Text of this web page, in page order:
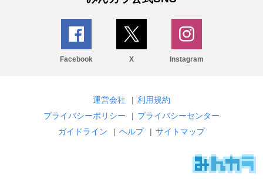
Facebook X Instagram
運営会社 | 利用規約
プライバシーポリシー
| プライバシーセンター
ガイドライン
| ヘルプ | サイトマップ